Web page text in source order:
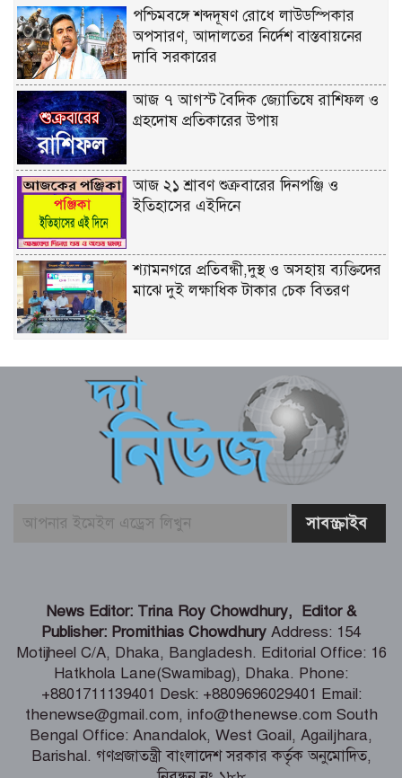
পশ্চিমবঙ্গে শব্দদূষণ রোধে লাউডস্পিকার
অপসারণ, আদালতের নির্দেশ বাস্তবায়নের
দাবি সরকারের
আজ ৭ আগস্ট বৈদিক জ্যোতিষে রাশিফল ও
গ্রহদোষ প্রতিকারের উপায়
আজ ২১ শ্রাবণ শুক্রবারের দিনপঞ্জি ও
ইতিহাসের এইদিনে
শ্যামনগরে প্রতিবন্ধী,দুস্থ ও অসহায় ব্যক্তিদের
মাঝে দুই লক্ষাধিক টাকার চেক বিতরণ
বৈঠক অনুষ্ঠিত
রিয়ার অ্যাডমিরাল মাহবুব আলী খানের
৪২তম শাহাদৎবার্ষিকী অনুষ্ঠিত
তনু হত্যা মামলায় সাবেক সেনাসদস্য
হাফিজুরের জামিন বাতিল, আত্মসমর্পণের
লিবিয়ায় মাফিয়ার নির্যাতনে মাদারীপুরের
যুবকের মৃত্যু
পাইকগাছায় ছাত্র ও দরিদ্র মানুষের মাঝে
সাইকেল, সেলাই মেশিন ও ভ্যান বিতরণ
News Editor: Trina Roy Chowdhury, Editor &
Publisher: Promithias Chowdhury Address: 154
Motijheel C/A, Dhaka, Bangladesh. Editorial Office: 16
Hatkhola Lane(Swamibag), Dhaka. Phone:
+8801711139401 Desk: +8809696029401 Email:
thenewse@gmail.com, info@thenewse.com South
Bengal Office: Anandalok, West Goail, Agailjhara,
Barishal. গণপ্রজাতন্ত্রী বাংলাদেশ সরকার কর্তৃক অনুমোদিত,